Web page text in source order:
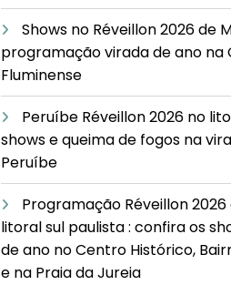
Shows no Réveillon 2026 de
programação virada de ano na
Fluminense
Peruíbe Réveillon 2026 no
shows e queima de fogos na
Peruíbe
Programação Réveillon
litoral sul paulista : confira os
de ano no Centro Histórico,
e na Praia da Jureia